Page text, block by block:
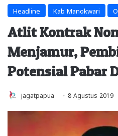
Headline Kab Manokwari
Atlit Kontrak
Menjamur,
Potensial Pabar
jagatpapua 8 Agustus 2019